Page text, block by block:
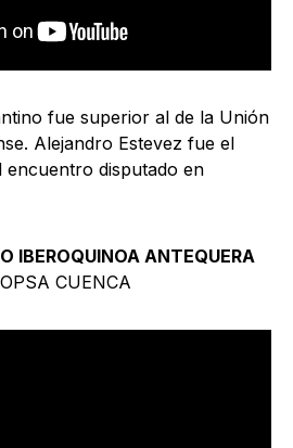
fue superior al de la Unión
Alejandro Estevez fue el
encuentro disputado en
IBEROQUINOA ANTEQUERA
CUENCA